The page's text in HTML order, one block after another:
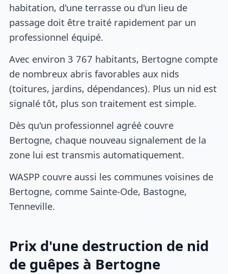
habitation, d'une terrasse ou d'un lieu de
passage doit être traité rapidement par un
professionnel équipé.
Avec environ 3 767 habitants, Bertogne compte
de nombreux abris favorables aux nids
(toitures, jardins, dépendances). Plus un nid est
signalé tôt, plus son traitement est simple.
Dès qu'un professionnel agréé couvre
Bertogne, chaque nouveau signalement de la
zone lui est transmis automatiquement.
WASPP couvre aussi les communes voisines de
Bertogne, comme Sainte-Ode, Bastogne,
Tenneville.
Prix d'une destruction de nid
de guêpes à Bertogne